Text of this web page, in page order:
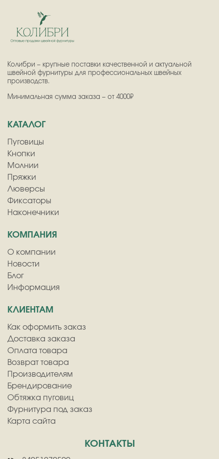
Колибри – крупные поставки качественной и актуальной
швейной фурнитуры для профессиональных швейных
производств.
Минимальная сумма заказа – от 4000₽
КАТАЛОГ
Пуговицы
Кнопки
Молнии
Пряжки
Люверсы
Фиксаторы
Наконечники
КОМПАНИЯ
О компании
Новости
Блог
Информация
КЛИЕНТАМ
Как оформить заказ
Доставка заказа
Оплата товара
Возврат товара
Производителям
Брендирование
Обтяжка пуговиц
Фурнитура под заказ
Карта сайта
КОНТАКТЫ